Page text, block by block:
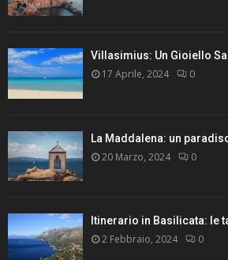
Villasimius: Un Gioiello
17 Aprile, 2024 0
La Maddalena: un
20 Marzo, 2024 0
Itinerario in Basilicata: le
2 Febbraio, 2024 0